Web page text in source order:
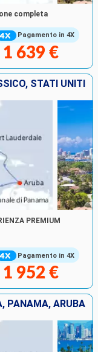
Pagamento in 4X
completa
1 639 €
STATI UNITI
Pagamento in 4X
PREMIUM
1 952 €
PANAMA, ARUBA